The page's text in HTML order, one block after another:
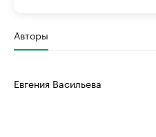
Авторы
Евгения Васильева